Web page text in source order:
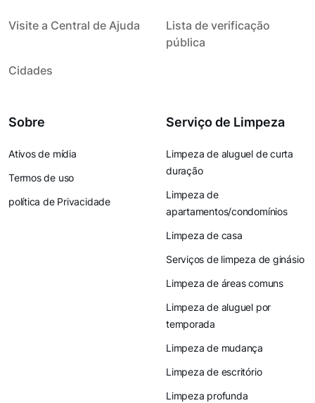
Visite a Central de Ajuda
Lista de verificação
pública
Cidades
Sobre
Ativos de mídia
Termos de uso
política de Privacidade
Serviço de Limpeza
Limpeza de aluguel de curta
duração
Limpeza de
apartamentos/condomínios
Limpeza de casa
Serviços de limpeza de ginásio
Limpeza de áreas comuns
Limpeza de aluguel por
temporada
Limpeza de mudança
Limpeza de escritório
Limpeza profunda